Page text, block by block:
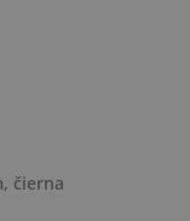
čierna